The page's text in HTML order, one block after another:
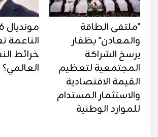
"ملتقى الطاقة
والمعادن" بظفار
يرسخ الشراكة
المجتمعية لتعظيم
القيمة الاقتصادية
والاستثمار المستدام
للموارد الوطنية
الناعمة
خرائط
العالمي؟